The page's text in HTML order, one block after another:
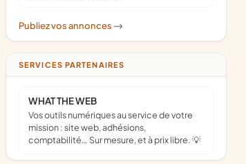
Publiez vos annonces ->
SERVICES PARTENAIRES
WHAT THE WEB
Vos outils numériques au service de votre
mission : site web, adhésions,
comptabilité… Sur mesure, et à prix libre. 💡